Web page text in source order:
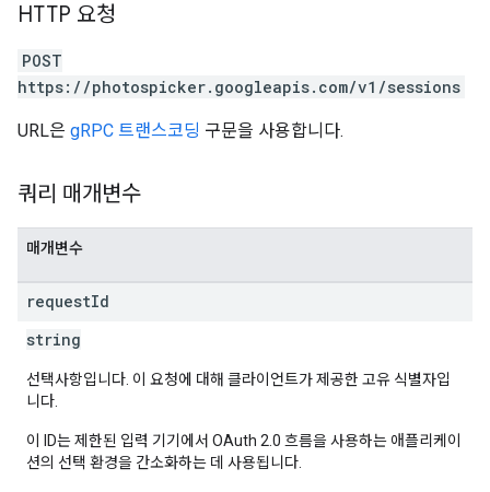
HTTP 요청
POST
https://photospicker.googleapis.com/v1/sessions
URL은 gRPC 트랜스코딩 구문을 사용합니다.
쿼리 매개변수
매개변수
requestId
string
선택사항입니다. 이 요청에 대해 클라이언트가 제공한 고유 식별자입
니다.
이 ID는 제한된 입력 기기에서 OAuth 2.0 흐름을 사용하는 애플리케이
션의 선택 환경을 간소화하는 데 사용됩니다.